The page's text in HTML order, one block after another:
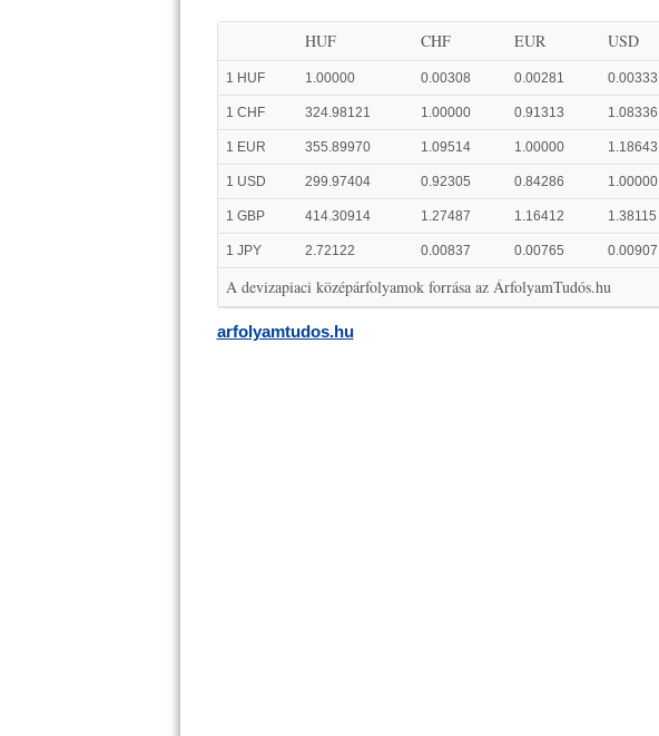
HUF CHF EUR USD
1 HUF 1.00000 0.00308 0.00281 0.00333
1 CHF 324.98121 1.00000 0.91313 1.08336
1 EUR 355.89970 1.09514 1.00000 1.18643
1 USD 299.97404 0.92305 0.84286 1.00000
1 GBP 414.30914 1.27487 1.16412 1.38115
1 JPY 2.72122 0.00837 0.00765 0.00907
A devizapiaci középárfolyamok forrása az ÁrfolyamTudós.hu
arfolyamtudos.hu